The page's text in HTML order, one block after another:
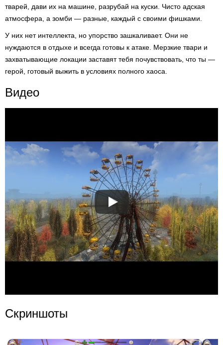
тварей, дави их на машине, разрубай на куски. Чисто адская
атмосфера, а зомби — разные, каждый с своими фишками.
У них нет интеллекта, но упорство зашкаливает. Они не
нуждаются в отдыхе и всегда готовы к атаке. Мерзкие твари и
захватывающие локации заставят тебя почувствовать, что ты —
герой, готовый выжить в условиях полного хаоса.
Видео
Скриншоты